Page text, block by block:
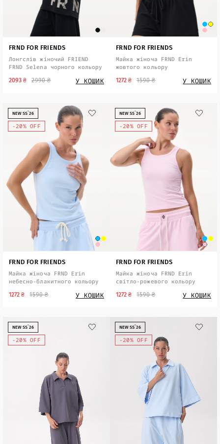
FRND FOR FRIENDS
Лонгслів жіночий FRIEND
FRND Selena чорного кольору
2990 ₴
2093 ₴ У КОШИК
FRND FOR FRIENDS
Майка жіноча FRND Erin
жовтого кольору
1590 ₴
1272 ₴ У КОШИК
-20% OFF
NEW SS`26
FRND FOR FRIENDS
Майка жіноча FRND Erin
небесно-блакитного кольору
1590 ₴
1272 ₴ У КОШИК
-20% OFF
NEW SS`26
FRND FOR FRIENDS
Майка жіноча FRND Erin
світло-рожевого кольору
1590 ₴
1272 ₴ У КОШИК
-20% OFF
NEW SS`26
-20% OFF
NEW SS`26